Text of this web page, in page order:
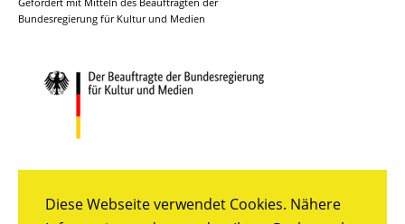
Diese Webseite verwendet Cookies. Nähere
Bundesregierung für Kultur und Medien